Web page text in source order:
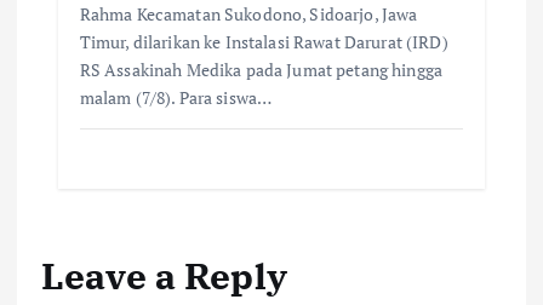
Rahma Kecamatan Sukodono, Sidoarjo, Jawa
Timur, dilarikan ke Instalasi Rawat Darurat (IRD)
RS Assakinah Medika pada Jumat petang hingga
malam (7/8). Para siswa…
Leave a Reply